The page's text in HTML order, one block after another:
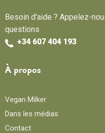
Besoin d'aide ? Appelez-
questions
+34 607 404 193
À propos
Vegan Milker
Dans les médias
Contact